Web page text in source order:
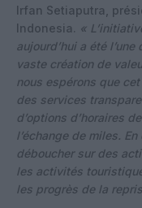
Irfan Setiaputra,
Indonesia. «
aujourd’hui a été
vaste création de
nous espérons que
des services
d’options d’horaires
l’échange de miles.
déboucher sur des
les activités
les progrès de la